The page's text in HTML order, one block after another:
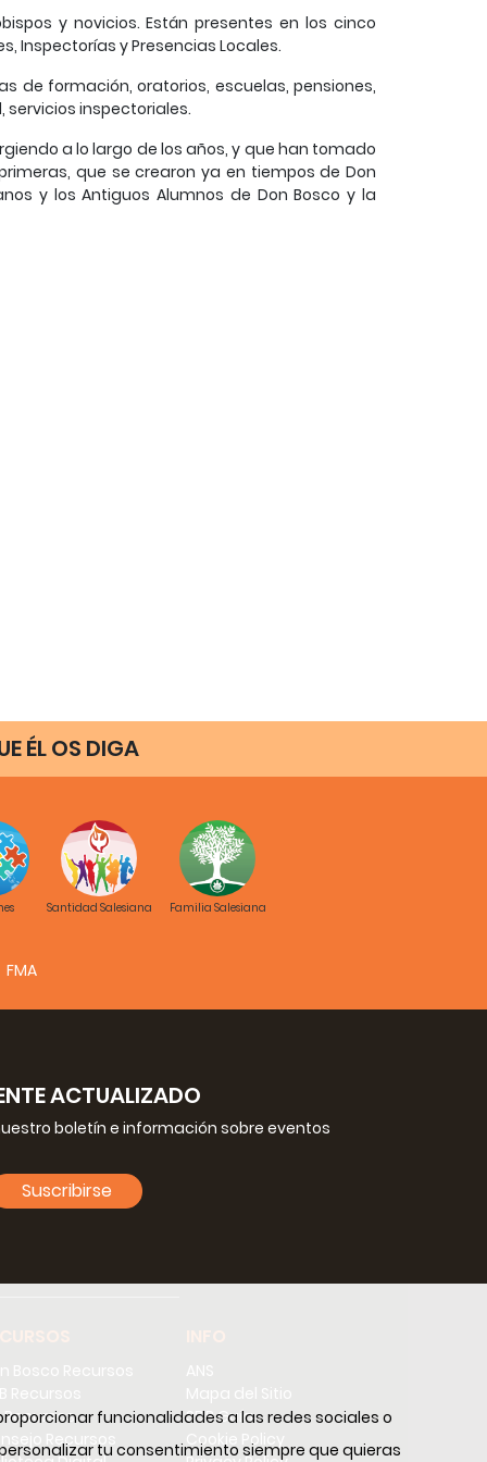
funcionalidades a las redes sociales o
tu consentimiento siempre que quieras
y novicios. Están presentes en los cinco
Inspectorías y Presencias Locales.
de formación, oratorios, escuelas, pensiones,
inspectoriales.
a lo largo de los años, y que han tomado
que se crearon ya en tiempos de Don
y los Antiguos Alumnos de Don Bosco y la
ÉL OS DIGA
Santidad Salesiana Familia Salesiana
FMA
ACTUALIZADO
boletín e información sobre eventos
Suscribirse
Recursos
Recursos
SDB Guía
Cookie Policy